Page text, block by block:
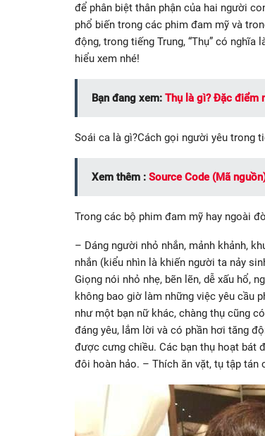
để phân biệt thân phận của hai người
phổ biến trong các phim đam mỹ và
động, trong tiếng Trung, “Thụ” có
hiểu xem nhé!
Bạn đang xem: Thụ là gì? Đặc điểm
Soái ca là gì?Cách gọi người yêu trong
Xem thêm : Source Code (Mã
Trong các bộ phim đam mỹ hay ngoài
– Dáng người nhỏ nhắn, mảnh khảnh,
nhắn (kiểu nhìn là khiến người ta nảy
Giọng nói nhỏ nhẹ, bẽn lẽn, dễ xấu hổ,
không bao giờ làm những việc yêu cầu
như một bạn nữ khác, chàng thụ cũng
đáng yêu, lắm lời và có phần hơi tăng
được cưng chiều. Các bạn thụ hoạt bát
đôi hoàn hảo. – Thích ăn vặt, tụ tập tán